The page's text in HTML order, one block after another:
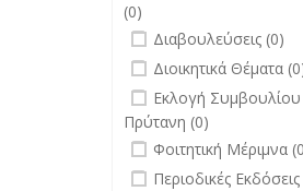
(0)
undefined
Διαβουλεύσεις (0)
undefined
Διοικητικά Θέματα
undefined
Εκλογή Συμβουλίου
Πρύτανη (0)
undefined
Φοιτητική Μέριμνα
undefined
Περιοδικές Εκδόσεις